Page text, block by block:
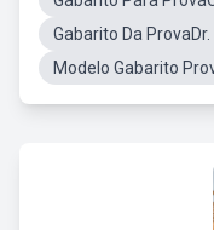
Gabarito Da
Modelo Gabarito